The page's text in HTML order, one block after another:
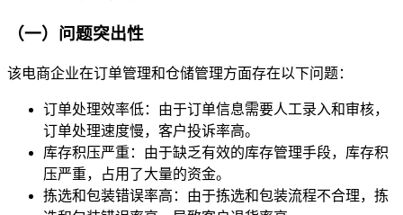
（一）问题突出性
该电商企业在订单管理和仓储管理方面存在以下问题：
订单处理效率低：由于订单信息需要人工录入和审核，
订单处理速度慢，客户投诉率高。
库存积压严重：由于缺乏有效的库存管理手段，库存积
压严重，占用了大量的资金。
拣选和包装错误率高：由于拣选和包装流程不合理，拣